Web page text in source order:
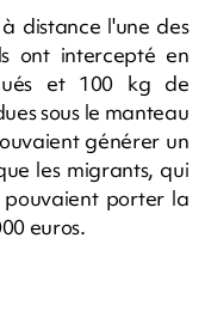
distance l'une des
ont intercepté en
et 100 kg de
sous le manteau
générer un
les migrants, qui
porter la
euros.